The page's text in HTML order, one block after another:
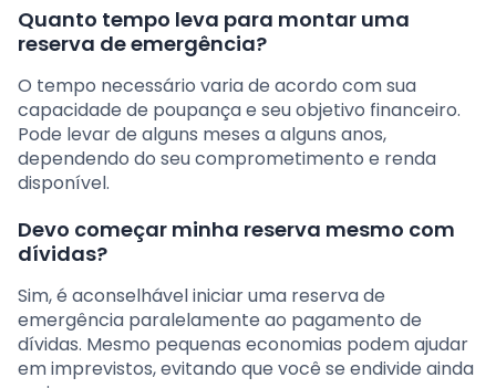
Quanto tempo leva para montar uma
reserva de emergência?
O tempo necessário varia de acordo com sua
capacidade de poupança e seu objetivo financeiro.
Pode levar de alguns meses a alguns anos,
dependendo do seu comprometimento e renda
disponível.
Devo começar minha reserva mesmo com
dívidas?
Sim, é aconselhável iniciar uma reserva de
emergência paralelamente ao pagamento de
dívidas. Mesmo pequenas economias podem ajudar
em imprevistos, evitando que você se endivide ainda